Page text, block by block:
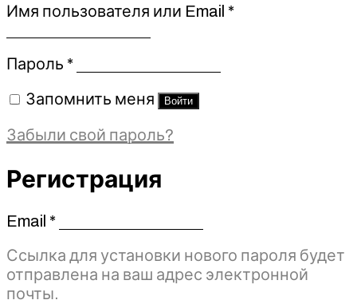
Имя пользователя или Email *Обязательно
Пароль *Обязательно
Запомнить меня Войти
Забыли свой пароль?
Регистрация
Email *Обязательно
Ссылка для установки нового пароля будет
отправлена ​​на ваш адрес электронной
почты.